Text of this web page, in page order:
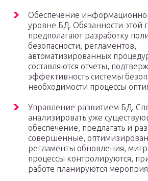
Обеспечение
уровне БД. Обязанности этой
предполагают разработку
безопасности, регламентов,
автоматизированных
составляются отчеты,
эффективность системы
необходимости процессы
Управление развитием БД.
анализировать уже
обеспечение, предлагать и
совершенные,
регламенты обновления,
процессы контролируются,
работе планируются